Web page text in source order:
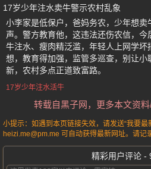
17岁少年注水卖牛警示农村乱象
小李家是低保户，爸妈务农，少年想卖
声。警方教育他，这违法还伤农信，
牛注水、瘦肉精泛滥，年轻人上网学
想，教育得加强，监管多巡查，别让小
新，农村多点正道致富路。
17岁少年注水活牛
转载自黑子网，更多本文资
小提示：如遇到本页链接失效，请发送“我要最
heizi.me@pm.me 可自动获得最新网址。请记
精彩用户评论 -